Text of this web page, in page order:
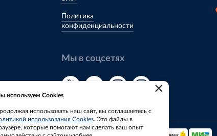
Политика
конфиденциальности
Мы в соцсетях
Мы принимаем:
×
используем Cookies
использовать наш сайт, вы соглашаетесь с
использования Cookies. Это файлы в
которые помогают нам сделать ваш опыт